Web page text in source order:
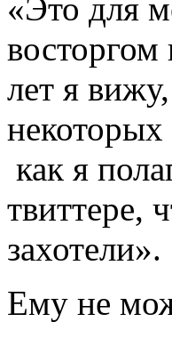
«Это для
лет я
как я
твиттере,
захотели».
Ему не